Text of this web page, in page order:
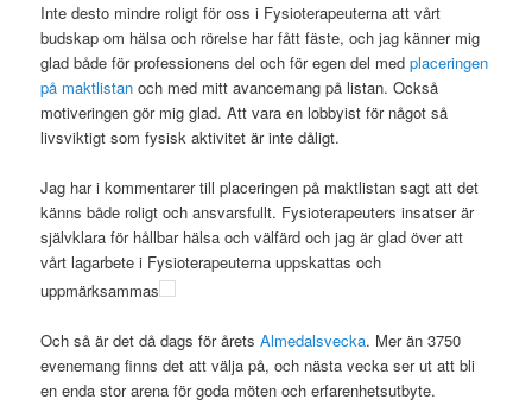
Inte desto mindre roligt för oss i Fysioterapeuterna att vårt
budskap om hälsa och rörelse har fått fäste, och jag känner mig
glad både för professionens del och för egen del medplaceringen
på maktlistan och med mitt avancemang på listan. Också
motiveringen gör mig glad. Att vara en lobbyist för något så
livsviktigt som fysisk aktivitet är inte dåligt.
Jag har i kommentarer till placeringen på maktlistan sagt att det
känns både roligt och ansvarsfullt. Fysioterapeuters insatser är
självklara för hållbar hälsa och välfärd och jag är glad över att
vårt lagarbete i Fysioterapeuterna uppskattas och
uppmärksammas
Och så är det då dags för åretsAlmedalsvecka. Mer än 3750
evenemang finns det att välja på, och nästa vecka ser ut att bli
en enda stor arena för goda möten och erfarenhetsutbyte.